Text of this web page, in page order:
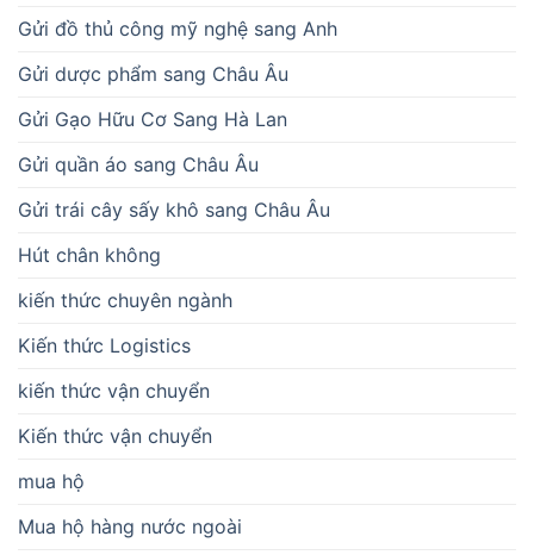
Gửi đồ thủ công mỹ nghệ sang Anh
Gửi dược phẩm sang Châu Âu
Gửi Gạo Hữu Cơ Sang Hà Lan
Gửi quần áo sang Châu Âu
Gửi trái cây sấy khô sang Châu Âu
Hút chân không
kiến thức chuyên ngành
Kiến thức Logistics
kiến thức vận chuyển
Kiến thức vận chuyển
mua hộ
Mua hộ hàng nước ngoài